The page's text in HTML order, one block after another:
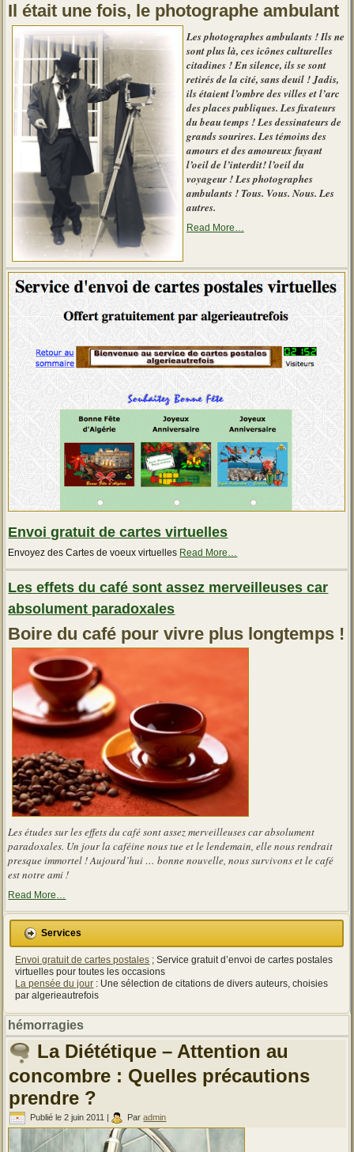
Il était une fois, le photographe ambulant
Les photographes ambulants ! Ils ne
sont plus là, ces icônes culturelles
citadines ! En silence, ils se sont
retirés de la cité, sans deuil ! Jadis,
ils étaient l’ombre des villes et l’arc
des places publiques. Les fixateurs
du beau temps ! Les dessinateurs de
grands sourires. Les témoins des
amours et des amoureux fuyant
l’oeil de l’interdit! l’oeil du
voyageur ! Les photographes
ambulants ! Tous. Vous. Nous. Les
autres.
Read Moreabout
…
Envoi gratuit de cartes virtuelles
Envoyez des Cartes de voeux virtuelles Read More
gratuit
de
cartes
…
Les effets du café sont assez merveilleuses car
absolument paradoxales
Boire du café pour vivre plus longtemps !
Les études sur les effets du café sont assez merveilleuses car absolument
paradoxales. Un jour la caféine nous tue et le lendemain, elle nous rendrait
presque immortel ! Aujourd’hui … bonne nouvelle, nous survivons et le café
est notre ami !
Read More
effets
du
café
sont
assez
merveilleuses
car
absolument
…
Services
Envoi gratuit de cartes postales ; Service gratuit d’envoi de cartes postales
virtuelles pour toutes les occasions
La pensée du jour : Une sélection de citations de divers auteurs, choisies
par algerieautrefois
hémorragies
La Diététique – Attention au
concombre : Quelles précautions
prendre ?
Publié le 2 juin 2011 | Par admin